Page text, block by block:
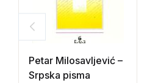
Petar Milosavljević –
Srpska pisma